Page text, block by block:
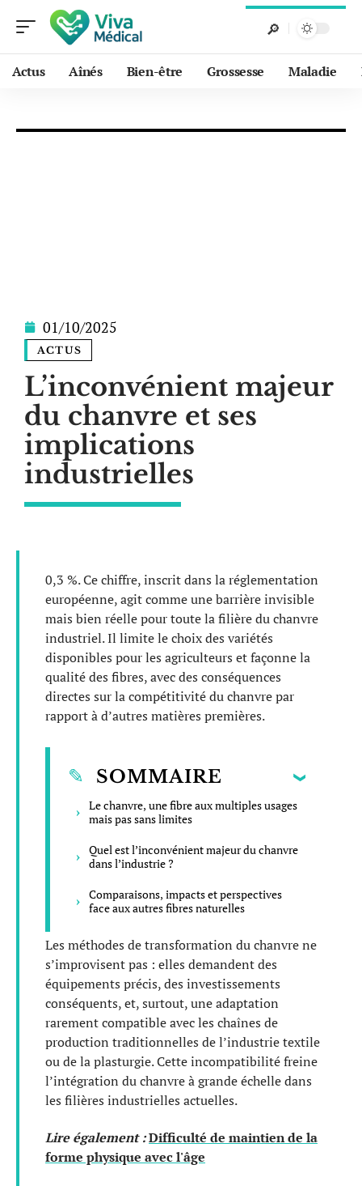
Actus Aînés Bien-être Grossesse Maladie
01/10/2025
ACTUS
L’inconvénient majeur
du chanvre et ses
implications
industrielles
0,3 %. Ce chiffre, inscrit dans la réglementation
européenne, agit comme une barrière invisible
mais bien réelle pour toute la filière du chanvre
industriel. Il limite le choix des variétés
disponibles pour les agriculteurs et façonne la
qualité des fibres, avec des conséquences
directes sur la compétitivité du chanvre par
rapport à d’autres matières premières.
SOMMAIRE
Le chanvre, une fibre aux multiples usages
mais pas sans limites
Quel est l’inconvénient majeur du chanvre
dans l’industrie ?
Comparaisons, impacts et perspectives
face aux autres fibres naturelles
Les méthodes de transformation du chanvre ne
s’improvisent pas : elles demandent des
équipements précis, des investissements
conséquents, et, surtout, une adaptation
rarement compatible avec les chaînes de
production traditionnelles de l’industrie textile
ou de la plasturgie. Cette incompatibilité freine
l’intégration du chanvre à grande échelle dans
les filières industrielles actuelles.
Lire également :Difficulté de maintien de la
forme physique avec l'âge